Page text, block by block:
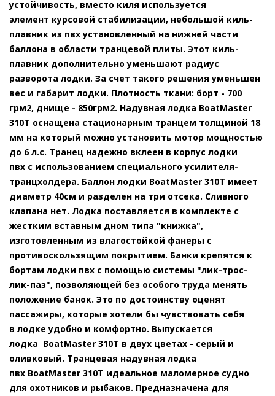
устойчивость, вместо киля используется
элемент курсовой стабилизации, небольшой киль-
плавник из пвх установленный на нижней части
баллона в области транцевой плиты. Этот киль-
плавник дополнительно уменьшают радиус
разворота лодки. За счет такого решения уменьшен
вес и габарит лодки. Плотность ткани: борт - 700
грм2, днище - 850грм2. Надувная лодка BoatMaster
310T оснащена стационарным транцем толщиной 18
мм на который можно установить мотор мощностью
до 6 л.с. Транец надежно вклеен в корпус лодки
пвх с использованием специального усилителя-
транцхолдера. Баллон лодки BoatMaster 310Т имеет
диаметр 40см и разделен на три отсека. Сливного
клапана нет. Лодка поставляется в комплекте с
жестким вставным дном типа "книжка",
изготовленным из влагостойкой фанеры с
противоскользящим покрытием. Банки крепятся к
бортам лодки пвх с помощью системы "лик-трос-
лик-паз", позволяющей без особого труда менять
положение банок. Это по достоинству оценят
пассажиры, которые хотели бы чувствовать себя
в лодке удобно и комфортно. Выпускается
лодка BoatMaster 310T в двух цветах - серый и
оливковый. Транцевая надувная лодка
пвх BoatMaster 310T идеальное маломерное судно
для охотников и рыбаков. Предназначена для